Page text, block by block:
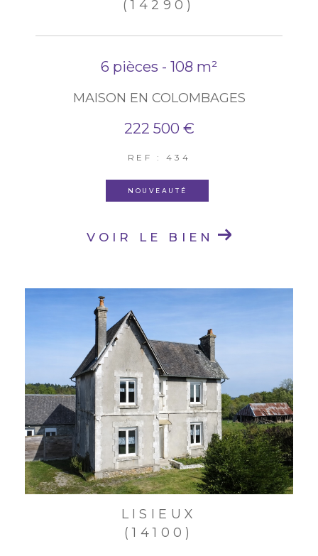
(14290)
6 pièces - 108 m²
MAISON EN COLOMBAGES
222 500 €
REF : 434
NOUVEAUTÉ
VOIR LE BIEN
LISIEUX
(14100)